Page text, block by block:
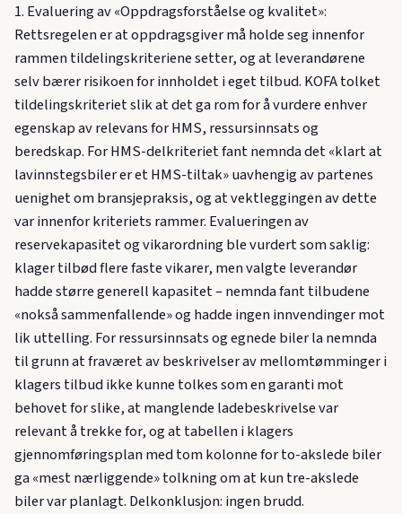
1. Evaluering av «Oppdragsforståelse og kvalitet»:
Rettsregelen er at oppdragsgiver må holde seg innenfor
rammen tildelingskriteriene setter, og at leverandørene
selv bærer risikoen for innholdet i eget tilbud. KOFA tolket
tildelingskriteriet slik at det ga rom for å vurdere enhver
egenskap av relevans for HMS, ressursinnsats og
beredskap. For HMS-delkriteriet fant nemnda det «klart at
lavinnstegsbiler er et HMS-tiltak» uavhengig av partenes
uenighet om bransjepraksis, og at vektleggingen av dette
var innenfor kriteriets rammer. Evalueringen av
reservekapasitet og vikarordning ble vurdert som saklig:
klager tilbød flere faste vikarer, men valgte leverandør
hadde større generell kapasitet – nemnda fant tilbudene
«nokså sammenfallende» og hadde ingen innvendinger mot
lik uttelling. For ressursinnsats og egnede biler la nemnda
til grunn at fraværet av beskrivelser av mellomtømminger i
klagers tilbud ikke kunne tolkes som en garanti mot
behovet for slike, at manglende ladebeskrivelse var
relevant å trekke for, og at tabellen i klagers
gjennomføringsplan med tom kolonne for to-akslede biler
ga «mest nærliggende» tolkning om at kun tre-akslede
biler var planlagt. Delkonklusjon: ingen brudd.